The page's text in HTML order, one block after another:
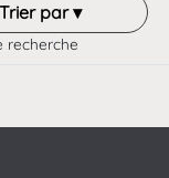
par ▾
recherche